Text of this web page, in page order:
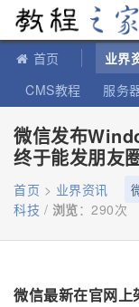
首页 业界
CMS教程
服务
微信发布
终于能发朋友
首页 > 业界资讯
科技 / 浏览： 290次
微信最新在官网上